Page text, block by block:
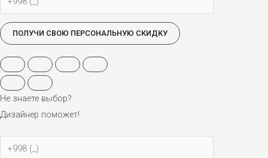
Не знаете выбор?
Дизайнер поможет!